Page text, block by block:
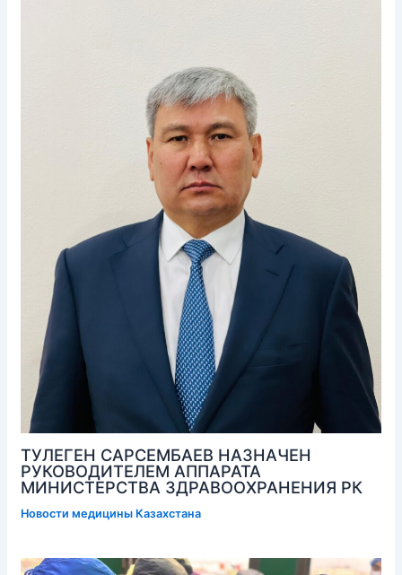
ТУЛЕГЕН САРСЕМБАЕВ НАЗНАЧЕН
РУКОВОДИТЕЛЕМ АППАРАТА
МИНИСТЕРСТВА ЗДРАВООХРАНЕНИЯ РК
Новости медицины Казахстана